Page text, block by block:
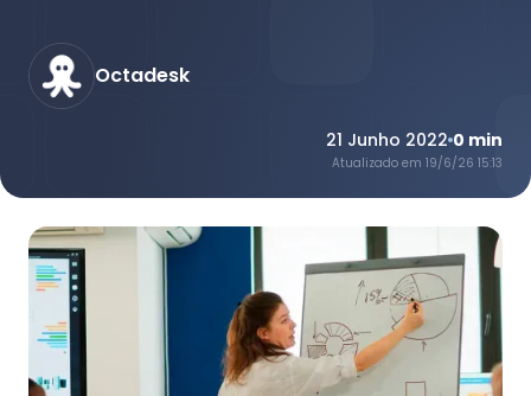
Octadesk
21 Junho 2022 0 min
Atualizado em 19/6/26 15:13